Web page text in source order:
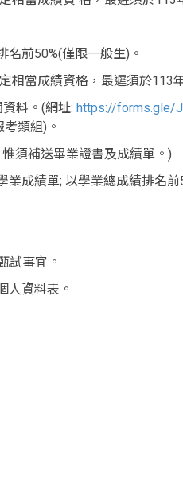
前50%(僅限一般生)。
相當成績資格，最遲須於113
料。(網址: https://forms.gle/
類組)。
須補送畢業證書及成績單。)
成績單; 以學業總成績排名
試事宜。
人資料表。